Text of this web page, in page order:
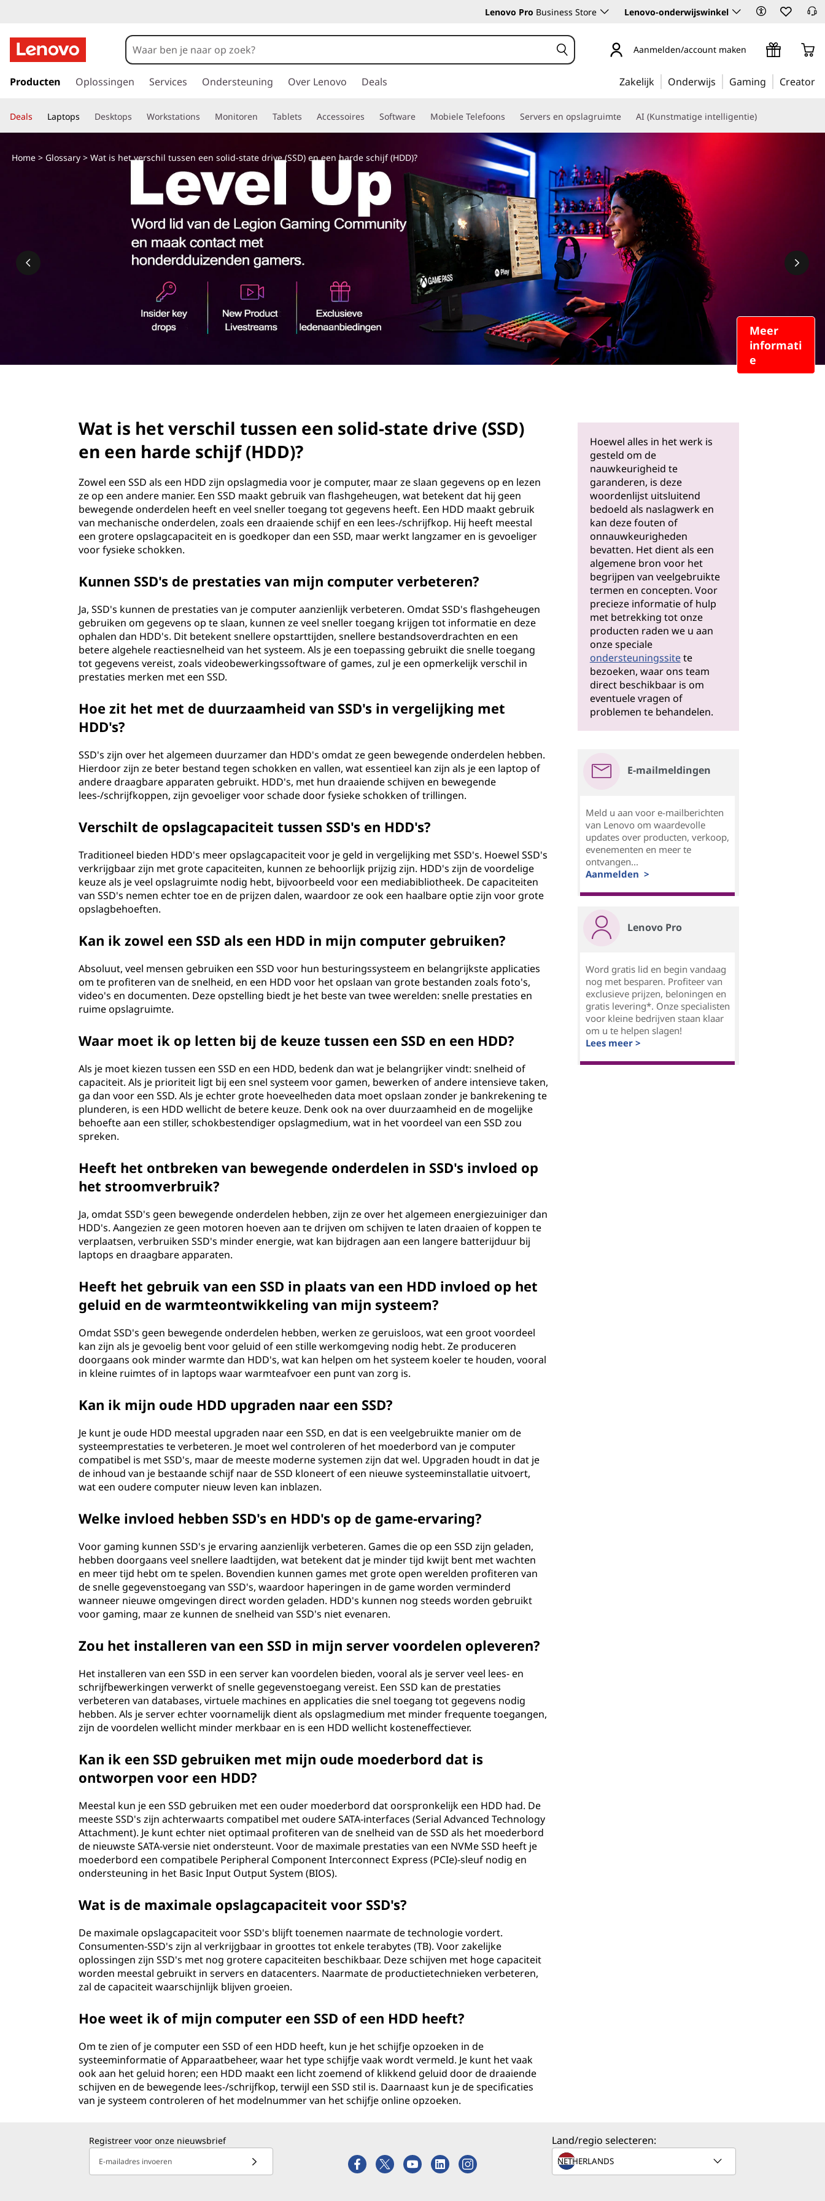
a
Lenovo Pro Business Store Lenovo-onderwijswinkel
a
a
r
e
Aanmelden/account maken
Producten Oplossingen Services Ondersteuning Over Lenovo Deals Zakelijk Onderwijs Gaming Creator
Deals Laptops Desktops Workstations Monitoren Tablets Accessoires Software Mobiele Telefoons Servers en opslagruimte AI (Kunstmatige intelligentie)
Meer
informati
e
Home> Glossary> Wat is het verschil tussen een solid-state drive (SSD) en een harde schijf (HDD)?
Wat is het verschil tussen een solid-state drive (SSD)
en een harde schijf (HDD)?
Zowel een SSD als een HDD zijn opslagmedia voor je computer, maar ze slaan gegevens op en lezen
ze op een andere manier. Een SSD maakt gebruik van flashgeheugen, wat betekent dat hij geen
bewegende onderdelen heeft en veel sneller toegang tot gegevens heeft. Een HDD maakt gebruik
van mechanische onderdelen, zoals een draaiende schijf en een lees-/schrijfkop. Hij heeft meestal
een grotere opslagcapaciteit en is goedkoper dan een SSD, maar werkt langzamer en is gevoeliger
voor fysieke schokken.
Kunnen SSD's de prestaties van mijn computer verbeteren?
Ja, SSD's kunnen de prestaties van je computer aanzienlijk verbeteren. Omdat SSD's flashgeheugen
gebruiken om gegevens op te slaan, kunnen ze veel sneller toegang krijgen tot informatie en deze
ophalen dan HDD's. Dit betekent snellere opstarttijden, snellere bestandsoverdrachten en een
betere algehele reactiesnelheid van het systeem. Als je een toepassing gebruikt die snelle toegang
tot gegevens vereist, zoals videobewerkingssoftware of games, zul je een opmerkelijk verschil in
prestaties merken met een SSD.
Hoe zit het met de duurzaamheid van SSD's in vergelijking met
HDD's?
SSD's zijn over het algemeen duurzamer dan HDD's omdat ze geen bewegende onderdelen hebben.
Hierdoor zijn ze beter bestand tegen schokken en vallen, wat essentieel kan zijn als je een laptop of
andere draagbare apparaten gebruikt. HDD's, met hun draaiende schijven en bewegende
lees-/schrijfkoppen, zijn gevoeliger voor schade door fysieke schokken of trillingen.
Verschilt de opslagcapaciteit tussen SSD's en HDD's?
Traditioneel bieden HDD's meer opslagcapaciteit voor je geld in vergelijking met SSD's. Hoewel SSD's
verkrijgbaar zijn met grote capaciteiten, kunnen ze behoorlijk prijzig zijn. HDD's zijn de voordelige
keuze als je veel opslagruimte nodig hebt, bijvoorbeeld voor een mediabibliotheek. De capaciteiten
van SSD's nemen echter toe en de prijzen dalen, waardoor ze ook een haalbare optie zijn voor grote
opslagbehoeften.
Kan ik zowel een SSD als een HDD in mijn computer gebruiken?
Absoluut, veel mensen gebruiken een SSD voor hun besturingssysteem en belangrijkste applicaties
om te profiteren van de snelheid, en een HDD voor het opslaan van grote bestanden zoals foto's,
video's en documenten. Deze opstelling biedt je het beste van twee werelden: snelle prestaties en
ruime opslagruimte.
Waar moet ik op letten bij de keuze tussen een SSD en een HDD?
Als je moet kiezen tussen een SSD en een HDD, bedenk dan wat je belangrijker vindt: snelheid of
capaciteit. Als je prioriteit ligt bij een snel systeem voor gamen, bewerken of andere intensieve taken,
ga dan voor een SSD. Als je echter grote hoeveelheden data moet opslaan zonder je bankrekening te
plunderen, is een HDD wellicht de betere keuze. Denk ook na over duurzaamheid en de mogelijke
behoefte aan een stiller, schokbestendiger opslagmedium, wat in het voordeel van een SSD zou
spreken.
Heeft het ontbreken van bewegende onderdelen in SSD's invloed op
het stroomverbruik?
Ja, omdat SSD's geen bewegende onderdelen hebben, zijn ze over het algemeen energiezuiniger dan
HDD's. Aangezien ze geen motoren hoeven aan te drijven om schijven te laten draaien of koppen te
verplaatsen, verbruiken SSD's minder energie, wat kan bijdragen aan een langere batterijduur bij
laptops en draagbare apparaten.
Heeft het gebruik van een SSD in plaats van een HDD invloed op het
geluid en de warmteontwikkeling van mijn systeem?
Omdat SSD's geen bewegende onderdelen hebben, werken ze geruisloos, wat een groot voordeel
kan zijn als je gevoelig bent voor geluid of een stille werkomgeving nodig hebt. Ze produceren
doorgaans ook minder warmte dan HDD's, wat kan helpen om het systeem koeler te houden, vooral
in kleine ruimtes of in laptops waar warmteafvoer een punt van zorg is.
Kan ik mijn oude HDD upgraden naar een SSD?
Je kunt je oude HDD meestal upgraden naar een SSD, en dat is een veelgebruikte manier om de
systeemprestaties te verbeteren. Je moet wel controleren of het moederbord van je computer
compatibel is met SSD's, maar de meeste moderne systemen zijn dat wel. Upgraden houdt in dat je
de inhoud van je bestaande schijf naar de SSD kloneert of een nieuwe systeeminstallatie uitvoert,
wat een oudere computer nieuw leven kan inblazen.
Welke invloed hebben SSD's en HDD's op de game-ervaring?
Voor gaming kunnen SSD's je ervaring aanzienlijk verbeteren. Games die op een SSD zijn geladen,
hebben doorgaans veel snellere laadtijden, wat betekent dat je minder tijd kwijt bent met wachten
en meer tijd hebt om te spelen. Bovendien kunnen games met grote open werelden profiteren van
de snelle gegevenstoegang van SSD's, waardoor haperingen in de game worden verminderd
wanneer nieuwe omgevingen direct worden geladen. HDD's kunnen nog steeds worden gebruikt
voor gaming, maar ze kunnen de snelheid van SSD's niet evenaren.
Zou het installeren van een SSD in mijn server voordelen opleveren?
Het installeren van een SSD in een server kan voordelen bieden, vooral als je server veel lees- en
schrijfbewerkingen verwerkt of snelle gegevenstoegang vereist. Een SSD kan de prestaties
verbeteren van databases, virtuele machines en applicaties die snel toegang tot gegevens nodig
hebben. Als je server echter voornamelijk dient als opslagmedium met minder frequente toegangen,
zijn de voordelen wellicht minder merkbaar en is een HDD wellicht kosteneffectiever.
Kan ik een SSD gebruiken met mijn oude moederbord dat is
ontworpen voor een HDD?
Meestal kun je een SSD gebruiken met een ouder moederbord dat oorspronkelijk een HDD had. De
meeste SSD's zijn achterwaarts compatibel met oudere SATA-interfaces (Serial Advanced Technology
Attachment). Je kunt echter niet optimaal profiteren van de snelheid van de SSD als het moederbord
de nieuwste SATA-versie niet ondersteunt. Voor de maximale prestaties van een NVMe SSD heeft je
moederbord een compatibele Peripheral Component Interconnect Express (PCIe)-sleuf nodig en
ondersteuning in het Basic Input Output System (BIOS).
Wat is de maximale opslagcapaciteit voor SSD's?
De maximale opslagcapaciteit voor SSD's blijft toenemen naarmate de technologie vordert.
Consumenten-SSD's zijn al verkrijgbaar in groottes tot enkele terabytes (TB). Voor zakelijke
oplossingen zijn SSD's met nog grotere capaciteiten beschikbaar. Deze schijven met hoge capaciteit
worden meestal gebruikt in servers en datacenters. Naarmate de productietechnieken verbeteren,
zal de capaciteit waarschijnlijk blijven groeien.
Hoe weet ik of mijn computer een SSD of een HDD heeft?
Om te zien of je computer een SSD of een HDD heeft, kun je het schijfje opzoeken in de
systeeminformatie of Apparaatbeheer, waar het type schijfje vaak wordt vermeld. Je kunt het vaak
ook aan het geluid horen; een HDD maakt een licht zoemend of klikkend geluid door de draaiende
schijven en de bewegende lees-/schrijfkop, terwijl een SSD stil is. Daarnaast kun je de specificaties
van je systeem controleren of het modelnummer van het schijfje online opzoeken.
Hoewel alles in het werk is
gesteld om de
nauwkeurigheid te
garanderen, is deze
woordenlijst uitsluitend
bedoeld als naslagwerk en
kan deze fouten of
onnauwkeurigheden
bevatten. Het dient als een
algemene bron voor het
begrijpen van veelgebruikte
termen en concepten. Voor
precieze informatie of hulp
met betrekking tot onze
producten raden we u aan
onze speciale
ondersteuningssitete
bezoeken, waar ons team
direct beschikbaar is om
eventuele vragen of
problemen te behandelen.
E-mailmeldingen
Meld u aan voor e-mailberichten
van Lenovo om waardevolle
updates over producten, verkoop,
evenementen en meer te
ontvangen...
Aanmelden >
Lenovo Pro
Word gratis lid en begin vandaag
nog met besparen. Profiteer van
exclusieve prijzen, beloningen en
gratis levering*. Onze specialisten
voor kleine bedrijven staan klaar
om u te helpen slagen!
Lees meer >
Registreer voor onze nieuwsbrief
E-mailadres invoeren
Land/regio selecteren: